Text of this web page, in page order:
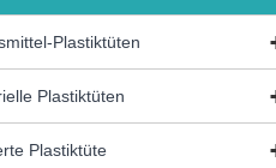
Plastiktüten
Plastiktüten
Plastiktüte